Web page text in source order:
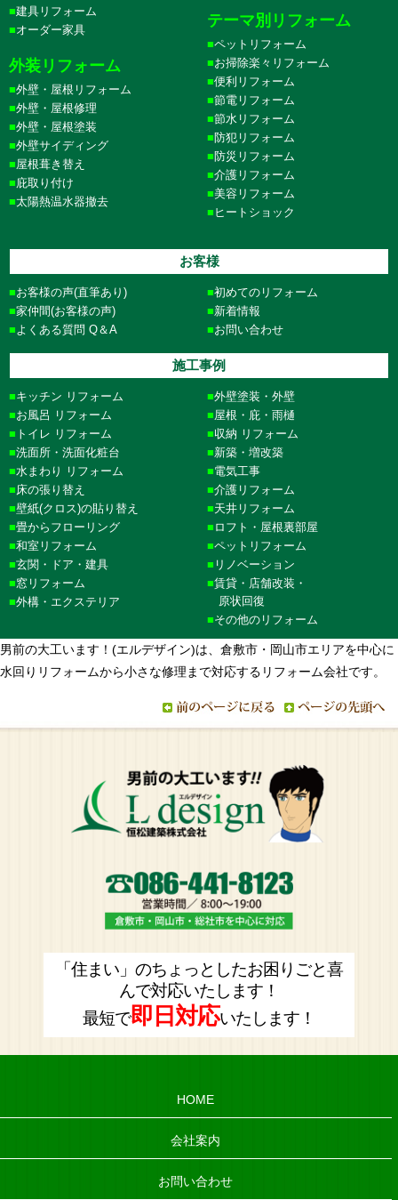
建具リフォーム
オーダー家具
外装リフォーム
外壁・屋根リフォーム
外壁・屋根修理
外壁・屋根塗装
外壁サイディング
屋根葺き替え
庇取り付け
太陽熱温水器撤去
テーマ別リフォーム
ペットリフォーム
お掃除楽々リフォーム
便利リフォーム
節電リフォーム
節水リフォーム
防犯リフォーム
防災リフォーム
介護リフォーム
美容リフォーム
ヒートショック
お客様
お客様の声(直筆あり)
家仲間(お客様の声)
よくある質問 Q＆A
初めてのリフォーム
新着情報
お問い合わせ
施工事例
キッチン リフォーム
お風呂 リフォーム
トイレ リフォーム
洗面所・洗面化粧台
水まわり リフォーム
床の張り替え
壁紙(クロス)の貼り替え
畳からフローリング
和室リフォーム
玄関・ドア・建具
窓リフォーム
外構・エクステリア
外壁塗装・外壁
屋根・庇・雨樋
収納 リフォーム
新築・増改築
電気工事
介護リフォーム
天井リフォーム
ロフト・屋根裏部屋
ペットリフォーム
リノベーション
賃貸・店舗改装・
原状回復
その他のリフォーム
男前の大工います！(エルデザイン)は、倉敷市・岡山市エリアを中心に
水回りリフォームから小さな修理まで対応するリフォーム会社です。
「住まい」のちょっとしたお困りごと喜
んで対応いたします！
最短で即日対応いたします！
HOME
会社案内
お問い合わせ